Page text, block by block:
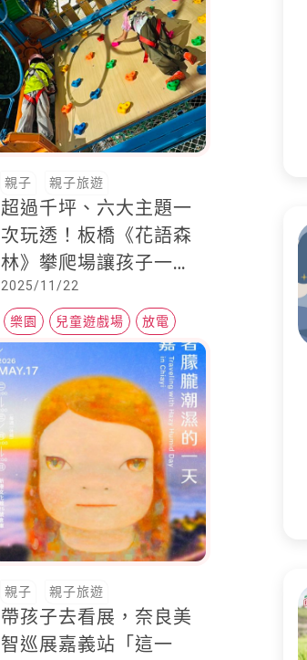
親子 親子旅遊
超過千坪、六大主題一
次玩透！板橋《花語森
林》攀爬場讓孩子一進
場就玩瘋
2025/11/22
樂園 兒童遊戲場 放電
親子 親子旅遊
帶孩子去看展，奈良美
智巡展嘉義站「這一